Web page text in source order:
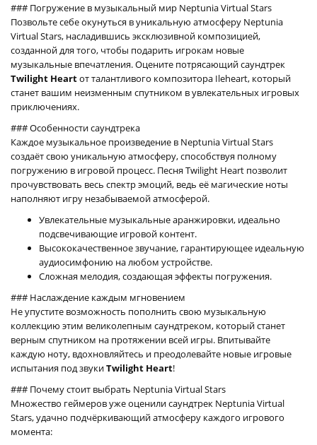
### Погружение в музыкальный мир Neptunia Virtual Stars
Позвольте себе окунуться в уникальную атмосферу Neptunia
Virtual Stars, насладившись эксклюзивной композицией,
созданной для того, чтобы подарить игрокам новые
музыкальные впечатления. Оцените потрясающий саундтрек
Twilight Heartот талантливого композитора Ileheart, который
станет вашим неизменным спутником в увлекательных игровых
приключениях.
### Особенности саундтрека
Каждое музыкальное произведение в Neptunia Virtual Stars
создаёт свою уникальную атмосферу, способствуя полному
погружению в игровой процесс. Песня Twilight Heart позволит
прочувствовать весь спектр эмоций, ведь её магические ноты
наполняют игру незабываемой атмосферой.
Увлекательные музыкальные аранжировки, идеально
подсвечивающие игровой контент.
Высококачественное звучание, гарантирующее идеальную
аудиосимфонию на любом устройстве.
Сложная мелодия, создающая эффекты погружения.
### Наслаждение каждым мгновением
Не упустите возможность пополнить свою музыкальную
коллекцию этим великолепным саундтреком, который станет
верным спутником на протяжении всей игры. Впитывайте
каждую ноту, вдохновляйтесь и преодолевайте новые игровые
испытания под звукиTwilight Heart!
### Почему стоит выбрать Neptunia Virtual Stars
Множество геймеров уже оценили саундтрек Neptunia Virtual
Stars, удачно подчёркивающий атмосферу каждого игрового
момента: